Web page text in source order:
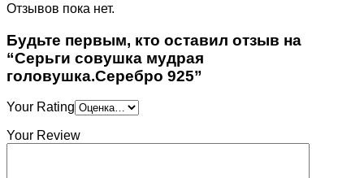
Отзывов пока нет.
Будьте первым, кто оставил отзыв на
“Серьги совушка мудрая
головушка.Серебро 925”
Your Rating
Your Review